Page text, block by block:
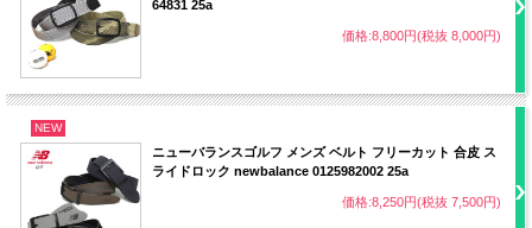
64831 25a
価格:8,800円(税抜 8,000円)
NEW
ニューバランスゴルフ メンズ ベルト フリーカット 合皮 ス
ライドロック newbalance 0125982002 25a
価格:8,250円(税抜 7,500円)